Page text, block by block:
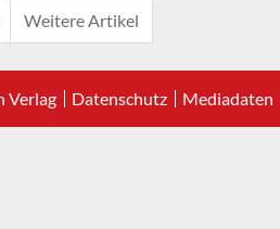
Weitere Artikel
Verlag Datenschutz Mediadaten